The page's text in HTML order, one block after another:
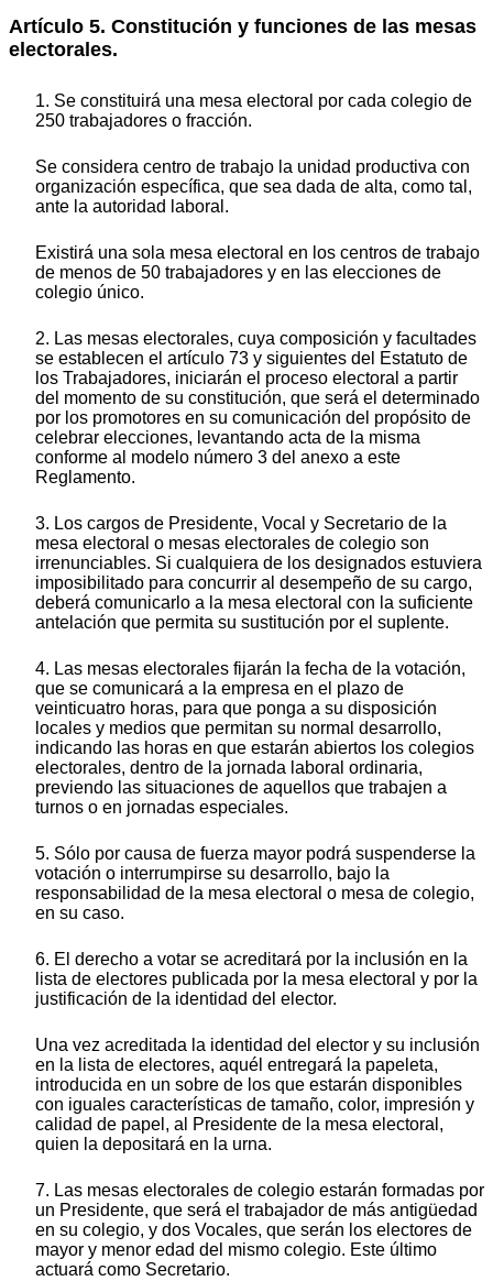
Artículo 5. Constitución y funciones de las mesas
electorales.
1. Se constituirá una mesa electoral por cada colegio de
250 trabajadores o fracción.
Se considera centro de trabajo la unidad productiva con
organización específica, que sea dada de alta, como tal,
ante la autoridad laboral.
Existirá una sola mesa electoral en los centros de trabajo
de menos de 50 trabajadores y en las elecciones de
colegio único.
2. Las mesas electorales, cuya composición y facultades
se establecen el artículo 73 y siguientes del Estatuto de
los Trabajadores, iniciarán el proceso electoral a partir
del momento de su constitución, que será el determinado
por los promotores en su comunicación del propósito de
celebrar elecciones, levantando acta de la misma
conforme al modelo número 3 del anexo a este
Reglamento.
3. Los cargos de Presidente, Vocal y Secretario de la
mesa electoral o mesas electorales de colegio son
irrenunciables. Si cualquiera de los designados estuviera
imposibilitado para concurrir al desempeño de su cargo,
deberá comunicarlo a la mesa electoral con la suficiente
antelación que permita su sustitución por el suplente.
4. Las mesas electorales fijarán la fecha de la votación,
que se comunicará a la empresa en el plazo de
veinticuatro horas, para que ponga a su disposición
locales y medios que permitan su normal desarrollo,
indicando las horas en que estarán abiertos los colegios
electorales, dentro de la jornada laboral ordinaria,
previendo las situaciones de aquellos que trabajen a
turnos o en jornadas especiales.
5. Sólo por causa de fuerza mayor podrá suspenderse la
votación o interrumpirse su desarrollo, bajo la
responsabilidad de la mesa electoral o mesa de colegio,
en su caso.
6. El derecho a votar se acreditará por la inclusión en la
lista de electores publicada por la mesa electoral y por la
justificación de la identidad del elector.
Una vez acreditada la identidad del elector y su inclusión
en la lista de electores, aquél entregará la papeleta,
introducida en un sobre de los que estarán disponibles
con iguales características de tamaño, color, impresión y
calidad de papel, al Presidente de la mesa electoral,
quien la depositará en la urna.
7. Las mesas electorales de colegio estarán formadas por
un Presidente, que será el trabajador de más antigüedad
en su colegio, y dos Vocales, que serán los electores de
mayor y menor edad del mismo colegio. Este último
actuará como Secretario.